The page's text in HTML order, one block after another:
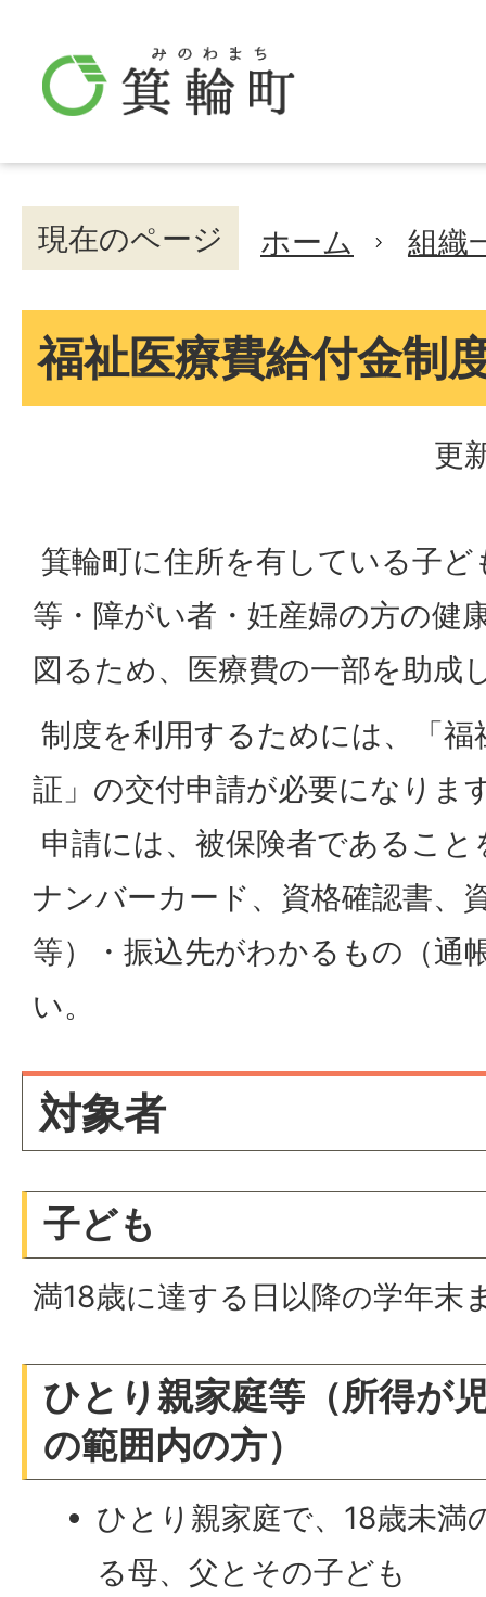
現在のページ ホーム 組織
福祉医療費給付金制
更
箕輪町に住所を有している子
等・障がい者・妊産婦の方の健
図るため、医療費の一部を助成
制度を利用するためには、「福
証」の交付申請が必要になりま
申請には、被保険者であるこ
ナンバーカード、資格確認書、
等）・振込先がわかるもの（通
い。
対象者
子ども
満18歳に達する日以降の学年末
ひとり親家庭等（所得が
の範囲内の方）
ひとり親家庭で、18歳未満
る母、父とその子ども